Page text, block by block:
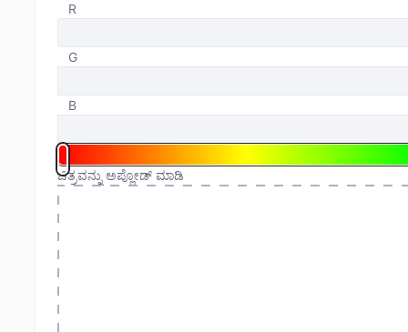
R
G
B
ಚಿತ್ರವನ್ನು ಅಪ್ಲೋಡ್ ಮಾಡಿ